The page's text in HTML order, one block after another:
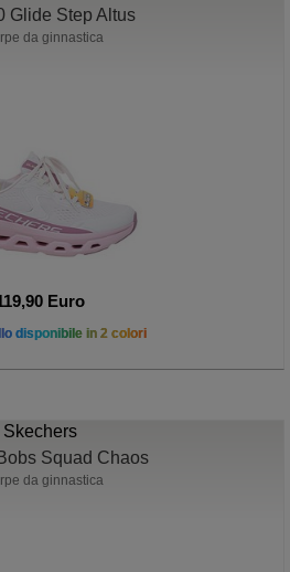
Glide Step Altus
da ginnastica
Euro
disponibile in 2 colori
Skechers
Squad Chaos
da ginnastica